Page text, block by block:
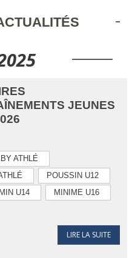
JEUNES
ATHLÉ
POUSSIN U12
U14
MINIME U16
LIRE LA SUITE